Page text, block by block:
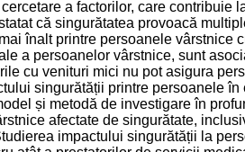
a factorilor, care contribuie
că singurătatea provoacă
înalt printre persoanele vârstnice
a persoanelor vârstnice, sunt
cu venituri mici nu pot asigura
singurătății printre persoanele
și metodă de investigare în
afectate de singurătate,
impactului singurătății la